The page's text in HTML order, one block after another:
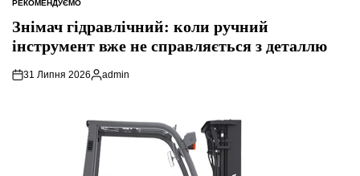
ОПУБЛІКУВАТИ
РЕКОМЕНДУЄМО
Знімач гідравлічний: коли ручний
інструмент вже не справляється з деталлю
31 Липня 2026
Опубліковано
admin